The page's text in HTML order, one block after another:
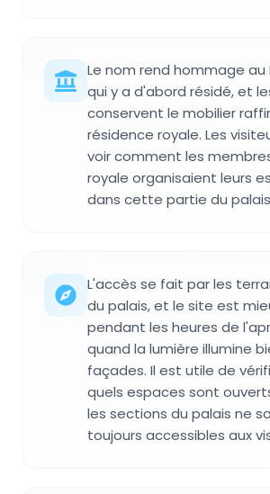
Le nom rend hommage au
qui y a d'abord résidé, et
conservent le mobilier
résidence royale. Les
voir comment les
royale organisaient leurs
dans cette partie du
L'accès se fait par les
du palais, et le site est
pendant les heures de
quand la lumière illumine
façades. Il est utile de
quels espaces sont
les sections du palais ne
toujours accessibles aux